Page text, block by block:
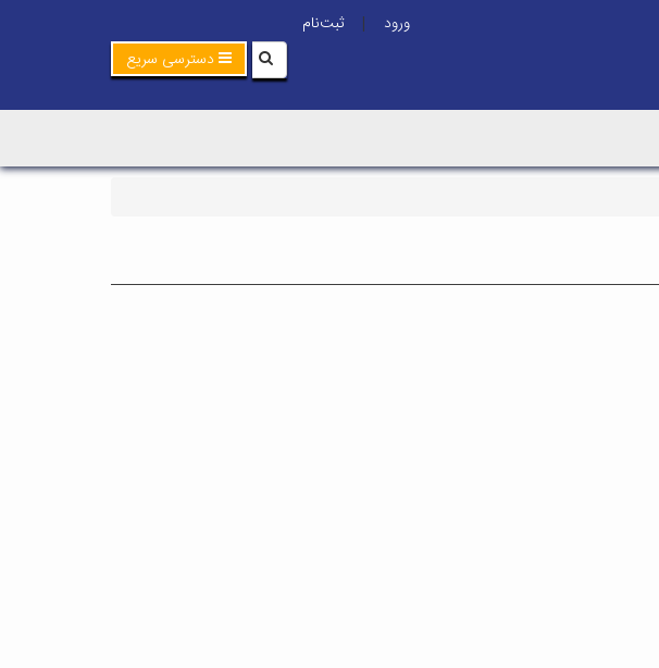
ورود |
ثبت‌نام
دسترسی سریع